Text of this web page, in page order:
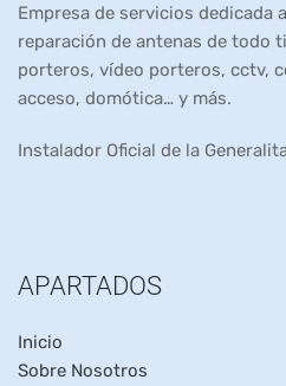
Empresa de servicios dedicada
reparación de antenas de todo
porteros, vídeo porteros, cctv,
acceso, domótica… y más.
Instalador Oficial de la
APARTADOS
Inicio
Sobre Nosotros